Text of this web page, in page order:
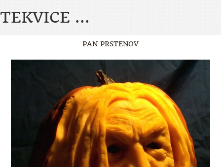
TEKVICE ...
PAN PRSTENOV